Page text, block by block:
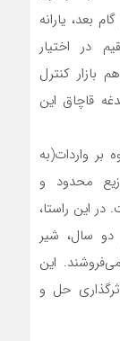
بعد، یارانه
در اختیار
بازار کنترل
قاچاق این
بر واردات(به
محدود و
این راستا،
دو سال، شیر
این
حل و